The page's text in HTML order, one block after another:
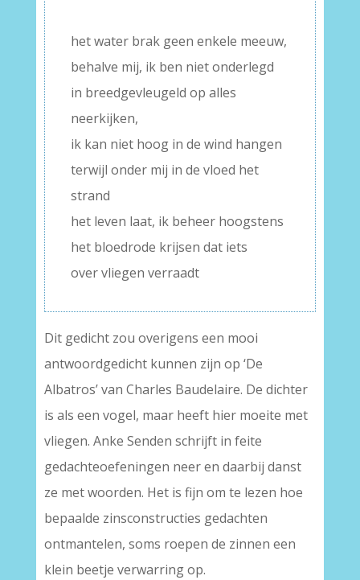
het water brak geen enkele meeuw,
behalve mij, ik ben niet onderlegd
in breedgevleugeld op alles
neerkijken,
ik kan niet hoog in de wind hangen
terwijl onder mij in de vloed het
strand
het leven laat, ik beheer hoogstens
het bloedrode krijsen dat iets
over vliegen verraadt
Dit gedicht zou overigens een mooi
antwoordgedicht kunnen zijn op ‘De
Albatros’ van Charles Baudelaire. De dichter
is als een vogel, maar heeft hier moeite met
vliegen. Anke Senden schrijft in feite
gedachteoefeningen neer en daarbij danst
ze met woorden. Het is fijn om te lezen hoe
bepaalde zinsconstructies gedachten
ontmantelen, soms roepen de zinnen een
klein beetje verwarring op.